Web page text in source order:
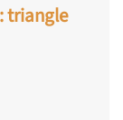
triangle